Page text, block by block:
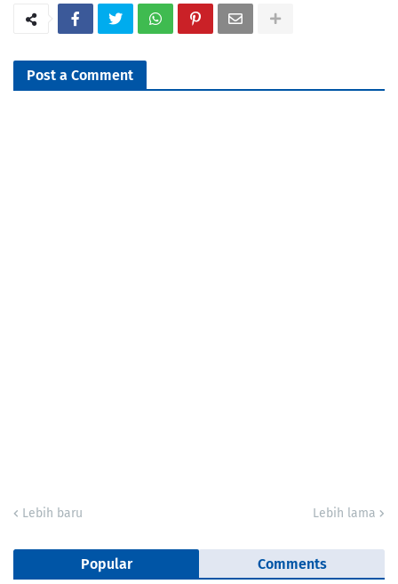
Post a Comment
Lebih baru Lebih lama
Popular Comments